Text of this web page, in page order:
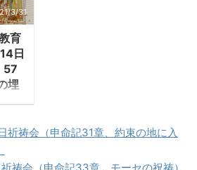
が
あ
の
使
デ
行
ア
テ
は
った。エズラ記には、城
の写しが記録されてい
3/31
育
日
57
埋
処
十
祈祷会（申命記31章、約束の地に入